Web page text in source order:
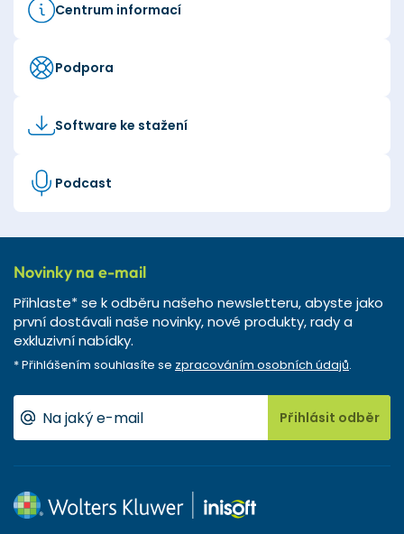
Centrum informací
Podpora
Software ke stažení
Podcast
Novinky na e-mail
Přihlaste* se k odběru našeho newsletteru, abyste jako
první dostávali naše novinky, nové produkty, rady a
exkluzivní nabídky.
* Přihlášením souhlasíte se zpracováním osobních údajů.
Přihlásit odběr